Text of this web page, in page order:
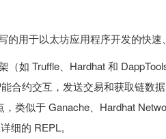
的用于以太坊应用程序开发的快
（如 Truffle、Hardhat 和
合约交互，发送交易和获取链数
类似于 Ganache、Hardhat
细的 REPL。